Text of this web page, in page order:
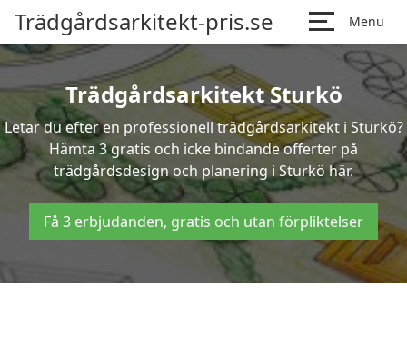
Trädgårdsarkitekt-pris.se Menu
Trädgårdsarkitekt Sturkö
Letar du efter en professionell trädgårdsarkitekt i Sturkö?
Hämta 3 gratis och icke bindande offerter på
trädgårdsdesign och planering i Sturkö här.
Få 3 erbjudanden, gratis och utan förpliktelser